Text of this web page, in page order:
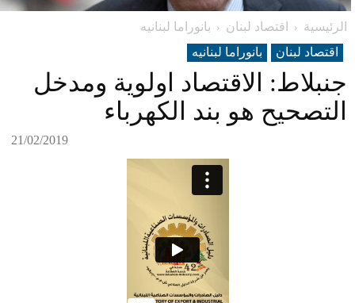
الرئيسية اقتصاد لبنان
بانوراما لبنانیه
اقتصاد لبنان
بانوراما لبنانیه
جنبلاط: الاقتصاد اولوية ومدخل
التصحيح هو بند الكهرباء
21/02/2019